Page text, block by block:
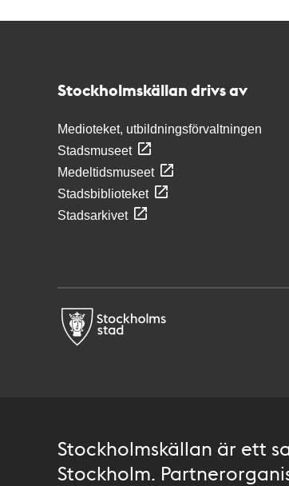
Stockholmskällan drivs av
Medioteket, utbildningsförvaltningen
Stadsmuseet
Medeltidsmuseet
Stadsbiblioteket
Stadsarkivet
Stockholmskällan är ett
Stockholm.